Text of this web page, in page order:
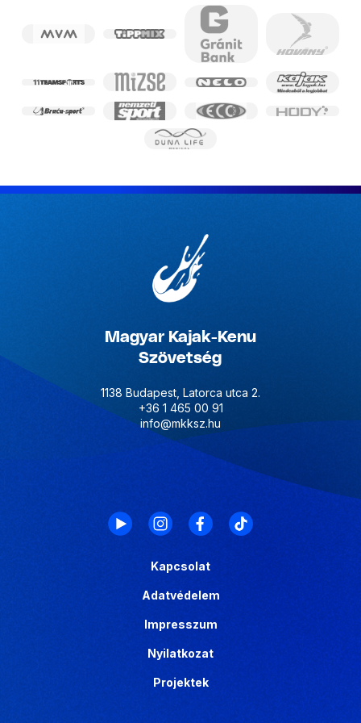
Magyar Kajak-Kenu
Szövetség
1138 Budapest, Latorca utca 2.
+36 1 465 00 91
info@mkksz.hu
Kapcsolat
Adatvédelem
Impresszum
Nyilatkozat
Projektek